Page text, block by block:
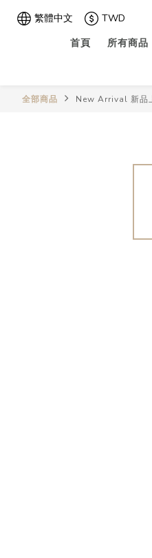
繁體中文 TWD
首頁
所有商品
全部商品 New Arrival 新品